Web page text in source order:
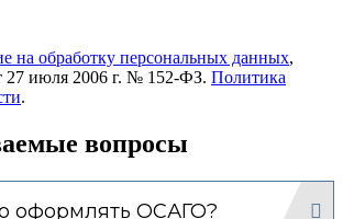
на обработку персональных данных,
27 июля 2006 г. № 152-ФЗ. Политика
.
вопросы
оформлять ОСАГО?